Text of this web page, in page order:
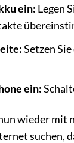
ein: Legen
Setzen
ein:
wieder mit
suchen,